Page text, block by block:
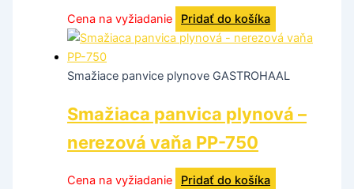
Cena na vyžiadanie Pridať do košíka
Smažiace panvice plynove GASTROHAAL
Smažiaca panvica plynová –
nerezová vaňa PP-750
Cena na vyžiadanie Pridať do košíka